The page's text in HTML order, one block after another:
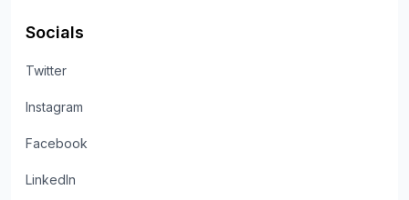
Socials
Twitter
Instagram
Facebook
LinkedIn